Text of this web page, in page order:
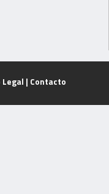
Legal | Contacto